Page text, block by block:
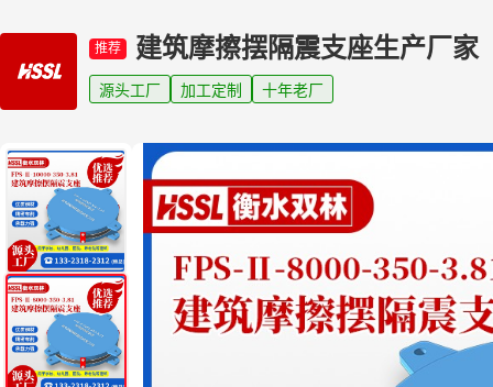
推荐 建筑摩擦摆隔震支座生产厂家
源头工厂 加工定制 十年老厂